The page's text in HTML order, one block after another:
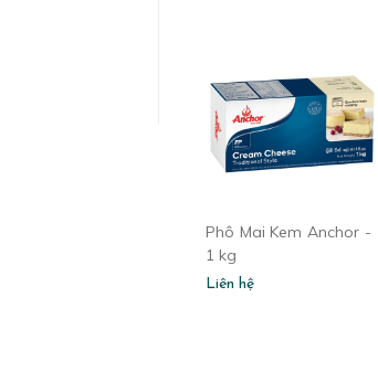
Phô Mai Kem Anchor -
1 kg
Liên hệ